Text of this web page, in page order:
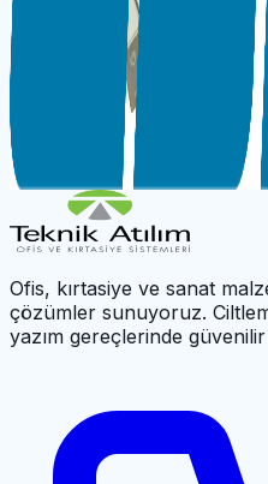
UBER FM 390 SELEFON
STANDLI
UBER FM 390 SELEFON
UBER FM 500 TAM
←
Laminasyon Makineleri
Ofis, kırtasiye ve sanat
çözümler sunuyoruz.
yazım gereçlerinde